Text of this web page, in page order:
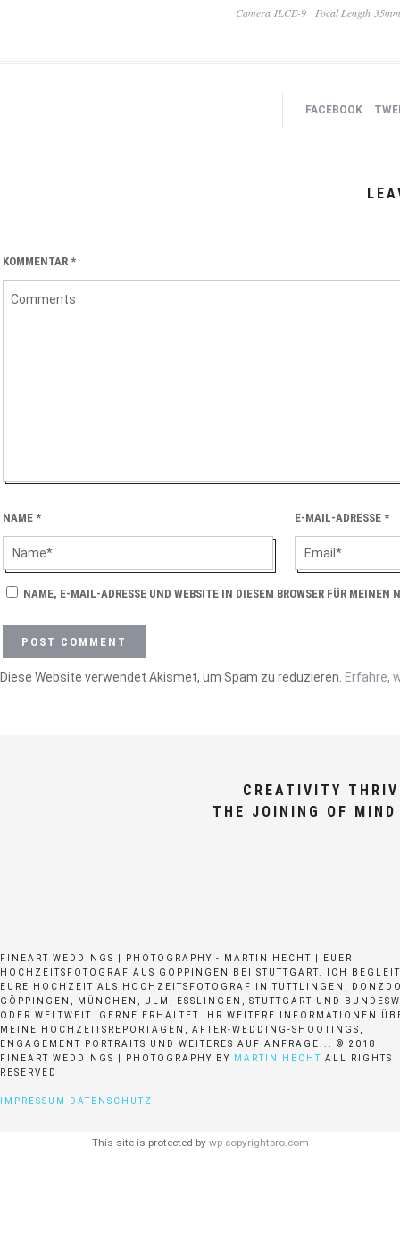
Camera ILCE-9 Focal Length 35mm
FACEBOOK
KOMMENTAR *
NAME * E-MAIL-ADRESSE *
NAME, E-MAIL-ADRESSE UND WEBSITE IN DIESEM BROWSER FÜR MEINEN
Diese Website verwendet Akismet, um Spam zu reduzieren. Erfahre,
CREATIVITY
THE JOINING OF
FINEART WEDDINGS | PHOTOGRAPHY - MARTIN HECHT | EUER
HOCHZEITSFOTOGRAF AUS GÖPPINGEN BEI STUTTGART. ICH
EURE HOCHZEIT ALS HOCHZEITSFOTOGRAF IN TUTTLINGEN,
GÖPPINGEN, MÜNCHEN, ULM, ESSLINGEN, STUTTGART UND
ODER WELTWEIT. GERNE ERHALTET IHR WEITERE INFORMATIONEN
MEINE HOCHZEITSREPORTAGEN, AFTER-WEDDING-SHOOTINGS,
ENGAGEMENT PORTRAITS UND WEITERES AUF ANFRAGE... © 2018
FINEART WEDDINGS | PHOTOGRAPHY BY
MARTIN HECHT ALL RIGHTS
RESERVED
IMPRESSUM DATENSCHUTZ
This site is protected by wp-copyrightpro.com